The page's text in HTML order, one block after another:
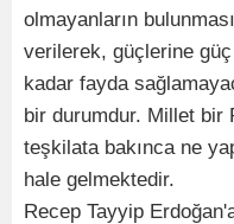
olmayanların
verilerek, güçlerine
kadar fayda
bir durumdur. Millet bir
teşkilata bakınca ne
hale gelmektedir.
Recep Tayyip